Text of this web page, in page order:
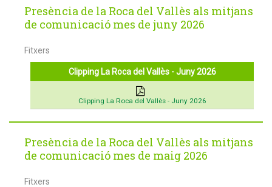
Presència de la Roca del Vallès als mitjans
de comunicació mes de juny 2026
Fitxers
Clipping La Roca del Vallès - Juny 2026
Clipping La Roca del Vallès - Juny 2026
Presència de la Roca del Vallès als mitjans
de comunicació mes de maig 2026
Fitxers